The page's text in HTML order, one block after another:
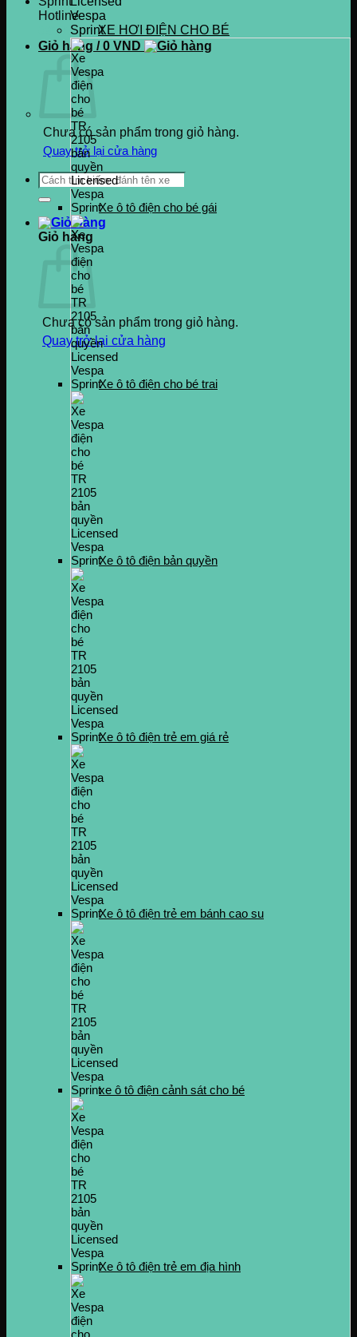
Hotline
0937.222.487
Giỏ hàng /0 VND
Chưa có sản phẩm trong giỏ hàng.
Quay trở lại cửa hàng
Tìm
kiếm:
Giỏ hàng
Chưa có sản phẩm trong giỏ hàng.
Quay trở lại cửa hàng
XE HƠI ĐIỆN CHO BÉ
Xe ô tô điện cho bé gái
Xe ô tô điện cho bé trai
Xe ô tô điện bản quyền
Xe ô tô điện trẻ em giá rẻ
Xe ô tô điện trẻ em bánh cao su
xe ô tô điện cảnh sát cho bé
Xe ô tô điện trẻ em địa hình